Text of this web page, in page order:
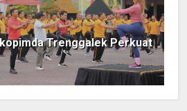
Trenggalek Perkuat